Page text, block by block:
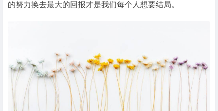
的努力换去最大的回报才是我们每个人想要结局。